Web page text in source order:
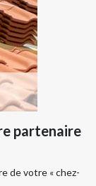
partenaire
de votre « chez-